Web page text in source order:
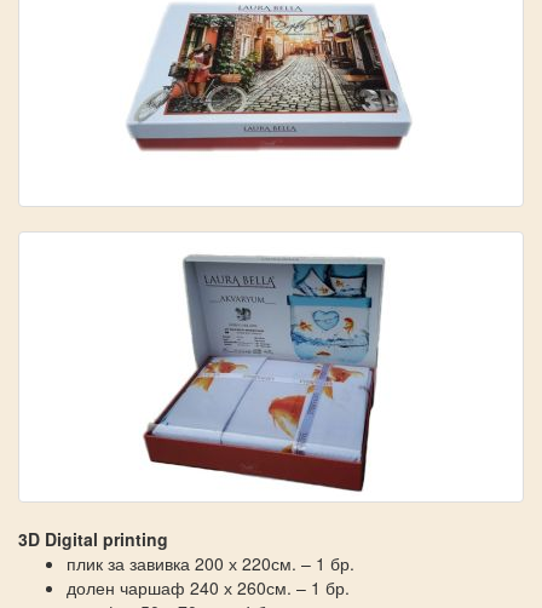
3D Digital printing
плик за завивка 200 х 220см. – 1 бр.
долен чаршаф 240 х 260см. – 1 бр.